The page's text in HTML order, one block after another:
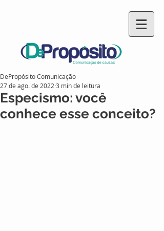
Especismo: você
conhece esse conceito?
DePropósito Comunicação
27 de ago. de 2022 3 min de leitura